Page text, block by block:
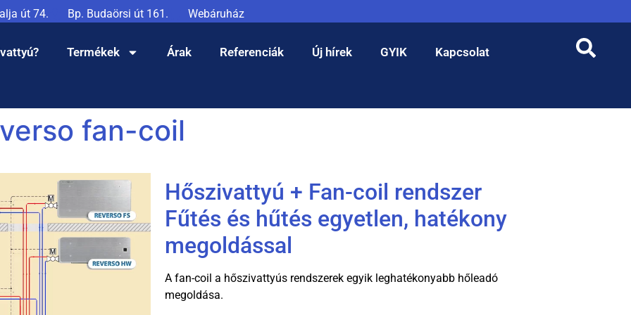
út 74. Bp. Budaörsi út 161. Webáruház
Termékek Árak Referenciák Új hírek GYIK Kapcsolat
fan-coil
Hőszivattyú + Fan-coil rendszer
Fűtés és hűtés egyetlen, hatékony
megoldással
A fan-coil a hőszivattyús rendszerek egyik leghatékonyabb hőleadó
megoldása.